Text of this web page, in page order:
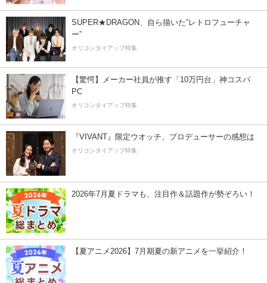
SUPER★DRAGON、自ら描いた”レトロフューチャ
ー”
オリコンタイアップ特集
【驚愕】メーカー社員が推す「10万円台」神コスパ
PC
オリコンタイアップ特集
『VIVANT』限定ウオッチ、プロデューサーの感想は
オリコンタイアップ特集
2026年7月夏ドラマも、注目作＆話題作が勢ぞろい！
【夏アニメ2026】7月期夏の新アニメを一挙紹介！